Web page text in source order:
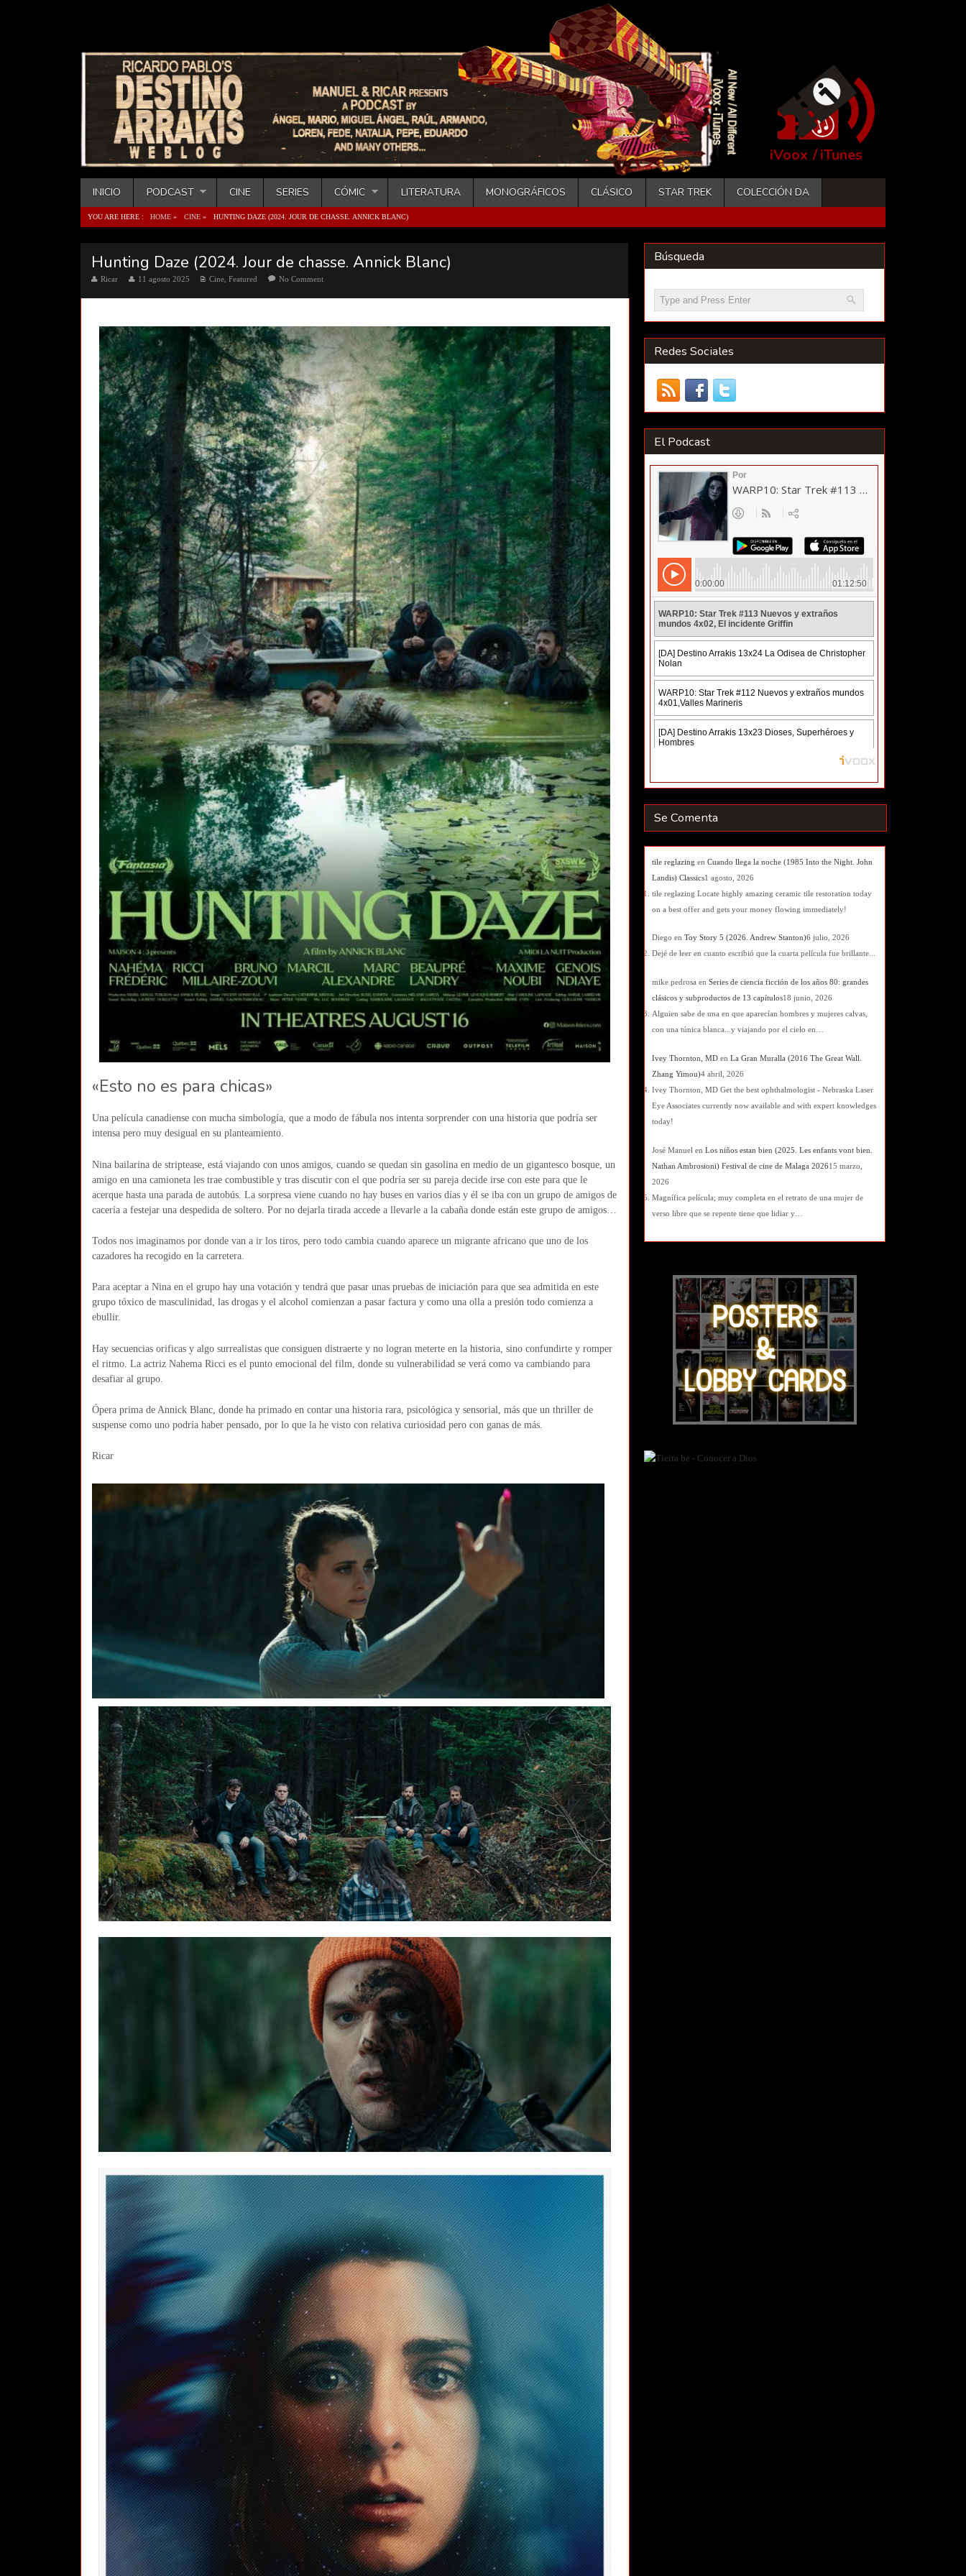
iVoox /iTunes
INICIO PODCAST CINE SERIES CÓMIC LITERATURA MONOGRÁFICOS CLÁSICO STAR TREK COLECCIÓN DA
YOU ARE HERE : HOME » CINE» HUNTING DAZE (2024. JOUR DE CHASSE. ANNICK BLANC)
Hunting Daze (2024. Jour de chasse. Annick Blanc)
Ricar 11 agosto 2025 Cine ,Featured No Comment
«Esto no es para chicas»
Una película canadiense con mucha simbología, que a modo de fábula nos intenta sorprender con una historia que podría ser
intensa pero muy desigual en su planteamiento.
Nina bailarina de striptease, está viajando con unos amigos, cuando se quedan sin gasolina en medio de un gigantesco bosque, un
amigo en una camioneta les trae combustible y tras discutir con el que podría ser su pareja decide irse con este para que le
acerque hasta una parada de autobús. La sorpresa viene cuando no hay buses en varios días y él se iba con un grupo de amigos de
cacería a festejar una despedida de soltero. Por no dejarla tirada accede a llevarle a la cabaña donde están este grupo de amigos…
Todos nos imaginamos por donde van a ir los tiros, pero todo cambia cuando aparece un migrante africano que uno de los
cazadores ha recogido en la carretera.
Para aceptar a Nina en el grupo hay una votación y tendrá que pasar unas pruebas de iniciación para que sea admitida en este
grupo tóxico de masculinidad, las drogas y el alcohol comienzan a pasar factura y como una olla a presión todo comienza a
ebullir.
Hay secuencias orificas y algo surrealistas que consiguen distraerte y no logran meterte en la historia, sino confundirte y romper
el ritmo. La actriz Nahema Ricci es el punto emocional del film, donde su vulnerabilidad se verá como va cambiando para
desafiar al grupo.
Ópera prima de Annick Blanc, donde ha primado en contar una historia rara, psicológica y sensorial, más que un thriller de
suspense como uno podría haber pensado, por lo que la he visto con relativa curiosidad pero con ganas de más.
Ricar
Búsqueda
Redes Sociales
El Podcast
Se Comenta
tile reglazing en Cuando llega la noche (1985 Into the Night. John
Landis) Classics1 agosto, 2026
tile reglazing Locate highly amazing ceramic tile restoration today
on a best offer and gets your money flowing immediately!
Diego en Toy Story 5 (2026. Andrew Stanton)6 julio, 2026
Dejé de leer en cuanto escribió que la cuarta película fue brillante...
mike pedrosa en Series de ciencia ficción de los años 80: grandes
clásicos y subproductos de 13 capítulos18 junio, 2026
Alguien sabe de una en que aparecían hombres y mujeres calvas,
con una túnica blanca...y viajando por el cielo en…
Ivey Thornton, MD en La Gran Muralla (2016 The Great Wall.
Zhang Yimou)4 abril, 2026
Ivey Thornton, MD Get the best ophthalmologist - Nebraska Laser
Eye Associates currently now available and with expert knowledges
today!
José Manuel en Los niños estan bien (2025. Les enfants vont bien.
Nathan Ambrosioni) Festival de cine de Malaga 202615 marzo,
2026
Magnífica película; muy completa en el retrato de una mujer de
verso libre que se repente tiene que lidiar y…